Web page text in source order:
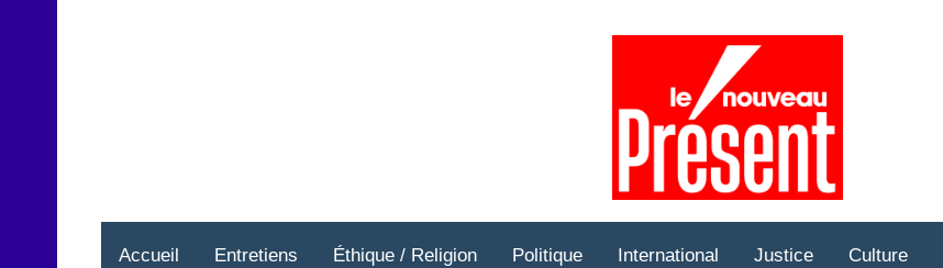
Accueil Entretiens Éthique / Religion Politique International Justice Culture